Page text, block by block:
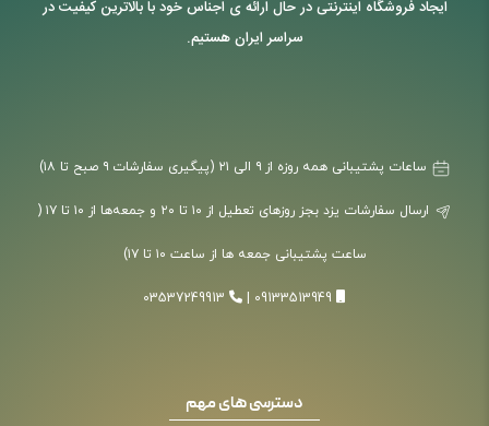
ایجاد فروشگاه اینترنتی در حال ارائه ی اجناس خود با بالاترین کیفیت در
سراسر ایران هستیم.
ارسال سفارشات یزد بجز روزهای تعطیل از ۱۰ تا ۲۰ و جمعه‌ها از ۱۰ تا ۱۷ (
ساعت پشتیبانی جمعه ها از ساعت ۱۰ تا ۱۷)
09133513949
03537249913
دسترسی های مهم